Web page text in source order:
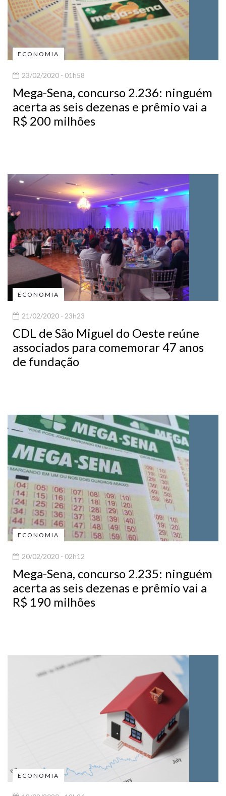
ECONOMIA
23/02/2020 - 01h58
Mega-Sena, concurso 2.236: ninguém
acerta as seis dezenas e prêmio vai a
R$ 200 milhões
ECONOMIA
21/02/2020 - 23h23
CDL de São Miguel do Oeste reúne
associados para comemorar 47 anos
de fundação
ECONOMIA
20/02/2020 - 02h12
Mega-Sena, concurso 2.235: ninguém
acerta as seis dezenas e prêmio vai a
R$ 190 milhões
ECONOMIA